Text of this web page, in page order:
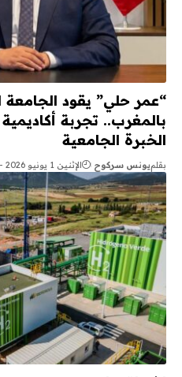
“عمر حلي” يقود الجامعة
بالمغرب.. تجربة
الخبرة الجامعية
بقلميونس سركوح الإثنين 1 يونيو 2026 - 23:44